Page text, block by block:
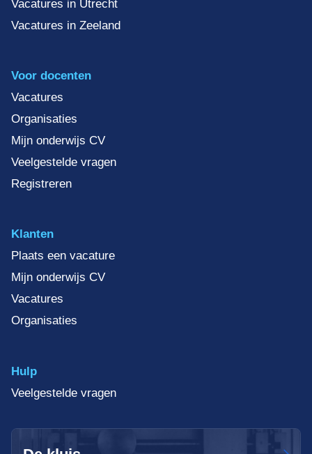
Vacatures in Utrecht
Vacatures in Zeeland
Voor docenten
Vacatures
Organisaties
Mijn onderwijs CV
Veelgestelde vragen
Registreren
Klanten
Plaats een vacature
Mijn onderwijs CV
Vacatures
Organisaties
Hulp
Veelgestelde vragen